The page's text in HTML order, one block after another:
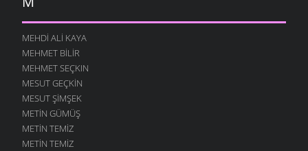
MEHDI ALI KAYA
MEHMET BILIR
MEHMET SEÇKIN
MESUT GEÇKIN
MESUT ŞIMŞEK
METIN GÜMÜŞ
METIN TEMIZ
METIN TEMIZ